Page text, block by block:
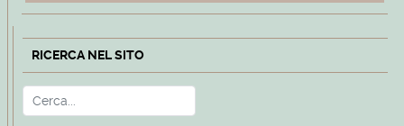
RICERCA NEL SITO
Cerca Type 2 or more characters for